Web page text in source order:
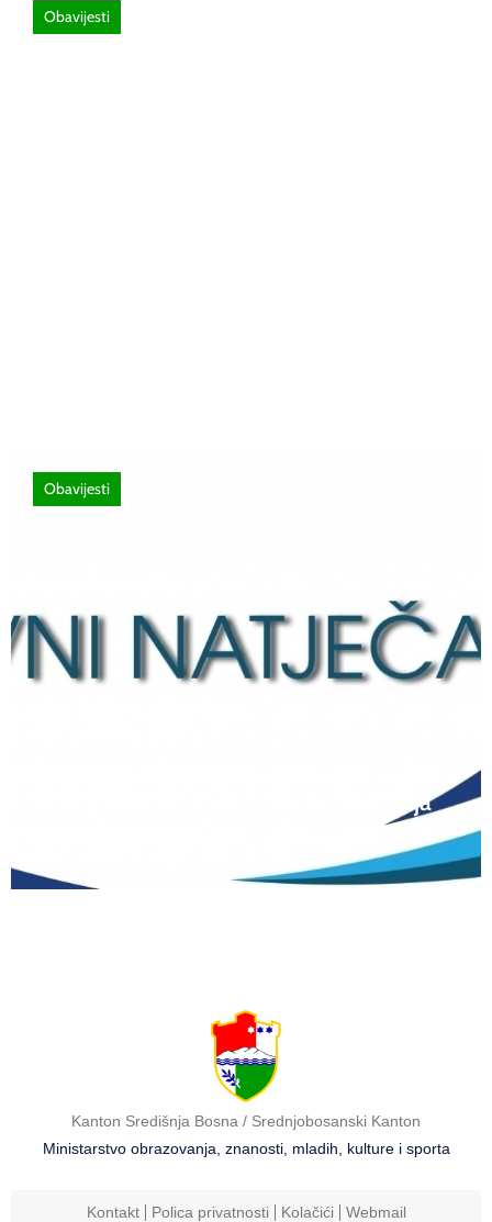
Obavijesti
razred srednjih škola Kantona Središnja
Bosna u školskoj 2026./2027. godini
Obavijesti
Kanton Središnja Bosna / Srednjobosanski Kanton
Ministarstvo obrazovanja, znanosti, mladih, kulture i sporta
Kontakt Polica privatnosti Kolačići Webmail